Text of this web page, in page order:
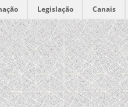
Legislação Canais